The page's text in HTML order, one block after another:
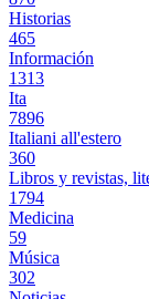
Historias
465
Información
1313
Ita
7896
Italiani all'estero
360
Libros y revistas,
1794
Medicina
59
Música
302